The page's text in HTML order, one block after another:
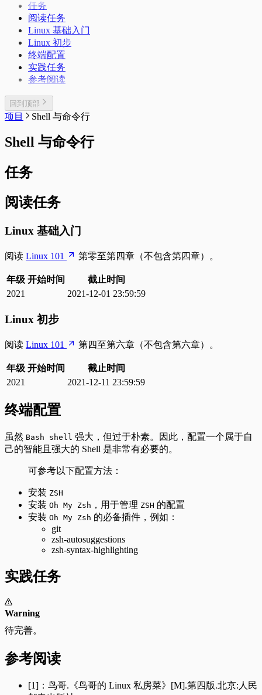
任务
阅读任务
Linux 基础入门
Linux 初步
终端配置
实践任务
参考阅读
回到顶部
项目 Shell 与命令行
Shell 与命令行
任务
阅读任务
Linux 基础入门
阅读 Linux 101 第零至第四章（不包含第四章）。
年级 开始时间
截止时间
2021
2021-12-01 23:59:59
Linux 初步
阅读 Linux 101 第四至第六章（不包含第六章）。
年级 开始时间
截止时间
2021
2021-12-11 23:59:59
终端配置
虽然 Bash shell 强大，但过于朴素。因此，配置一个属于自
己的智能且强大的 Shell 是非常有必要的。
可参考以下配置方法：
安装 ZSH
安装 Oh My Zsh ，用于管理 ZSH 的配置
安装 Oh My Zsh 的必备插件，例如：
git
zsh-autosuggestions
zsh-syntax-highlighting
实践任务
Warning
待完善。
参考阅读
[1]：鸟哥.《鸟哥的 Linux 私房菜》[M].第四版.北京:人民